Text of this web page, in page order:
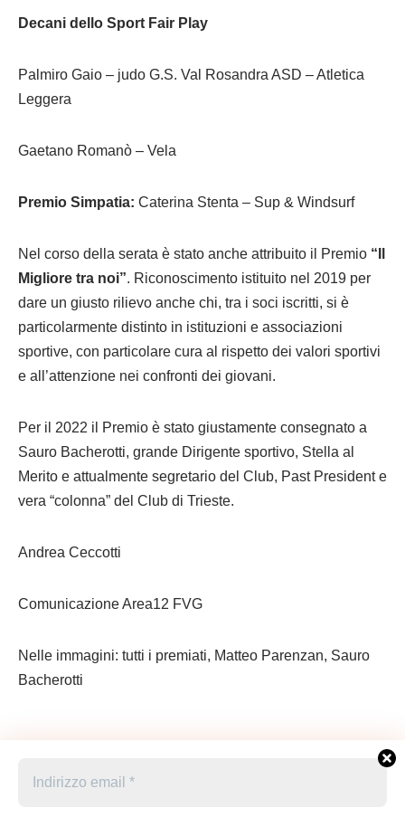
Decani dello Sport Fair Play
Palmiro Gaio – judo G.S. Val Rosandra ASD – Atletica
Leggera
Gaetano Romanò – Vela
Premio Simpatia: Caterina Stenta – Sup & Windsurf
Nel corso della serata è stato anche attribuito il Premio “Il
Migliore tra noi”. Riconoscimento istituito nel 2019 per
dare un giusto rilievo anche chi, tra i soci iscritti, si è
particolarmente distinto in istituzioni e associazioni
sportive, con particolare cura al rispetto dei valori sportivi
e all’attenzione nei confronti dei giovani.
Per il 2022 il Premio è stato giustamente consegnato a
Sauro Bacherotti, grande Dirigente sportivo, Stella al
Merito e attualmente segretario del Club, Past President e
vera “colonna” del Club di Trieste.
Andrea Ceccotti
Comunicazione Area12 FVG
Nelle immagini: tutti i premiati, Matteo Parenzan, Sauro
Bacherotti